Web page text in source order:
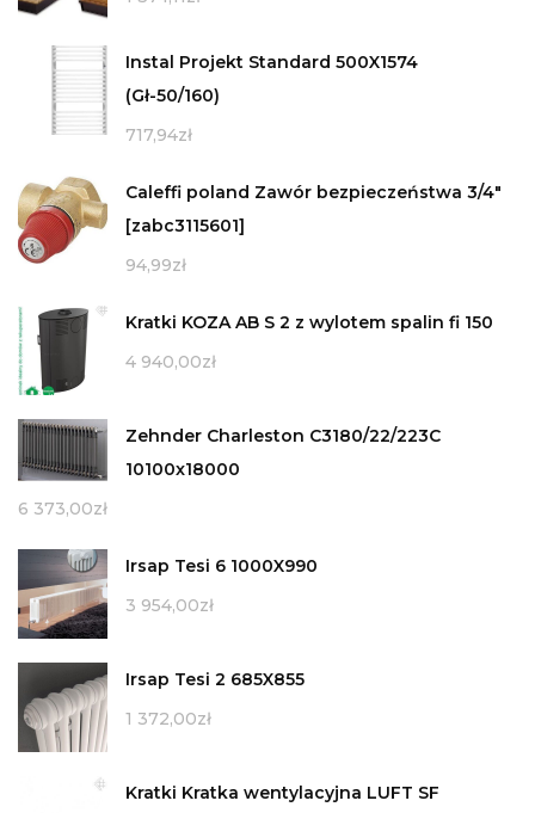
Instal Projekt Standard 500X1574
(Gł-50/160)
717,94zł
Caleffi poland Zawór bezpieczeństwa 3/4"
[zabc3115601]
94,99zł
Kratki KOZA AB S 2 z wylotem spalin fi 150
4 940,00zł
Zehnder Charleston C3180/22/223C
10100x18000
6 373,00zł
Irsap Tesi 6 1000X990
3 954,00zł
Irsap Tesi 2 685X855
1 372,00zł
Kratki Kratka wentylacyjna LUFT SF